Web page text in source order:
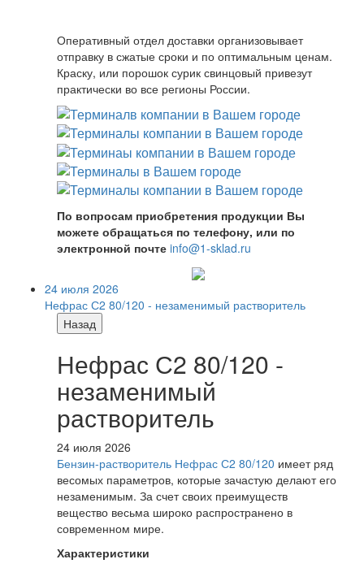
Оперативный отдел доставки организовывает
отправку в сжатые сроки и по оптимальным ценам.
Краску, или порошок сурик свинцовый привезут
практически во все регионы России.
По вопросам приобретения продукции Вы
можете обращаться по телефону, или по
электронной почте info@1-sklad.ru
24 июля 2026
Нефрас С2 80/120 - незаменимый растворитель
Назад
Нефрас С2 80/120 -
незаменимый
растворитель
24 июля 2026
Бензин-растворитель Нефрас С2 80/120 имеет ряд
весомых параметров, которые зачастую делают его
незаменимым. За счет своих преимуществ
вещество весьма широко распространено в
современном мире.
Характеристики